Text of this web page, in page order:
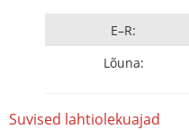
E–R:
Lõuna:
Suvised lahtiolekuajad